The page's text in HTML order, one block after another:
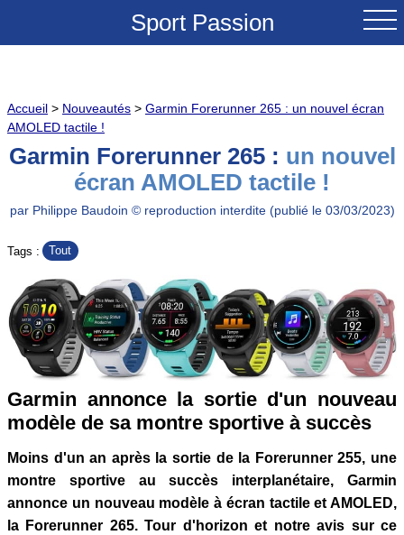
Sport Passion
NOUVEAUTES
TESTS & REVUES
COMPARATIFS
CONSEILS
GRANDS COLS A VELO
SOLDES
Accueil > Nouveautés > Garmin Forerunner 265 : un nouvel écran
AMOLED tactile !
Garmin Forerunner 265 : un nouvel
écran AMOLED tactile !
par Philippe Baudoin © reproduction interdite (publié le 03/03/2023)
Tags : Tout
Garmin annonce la sortie d'un nouveau
modèle de sa montre sportive à succès
Moins d'un an après la sortie de la Forerunner 255, une
montre sportive au succès interplanétaire, Garmin
annonce un nouveau modèle à écran tactile et AMOLED,
la Forerunner 265. Tour d'horizon et notre avis sur ce